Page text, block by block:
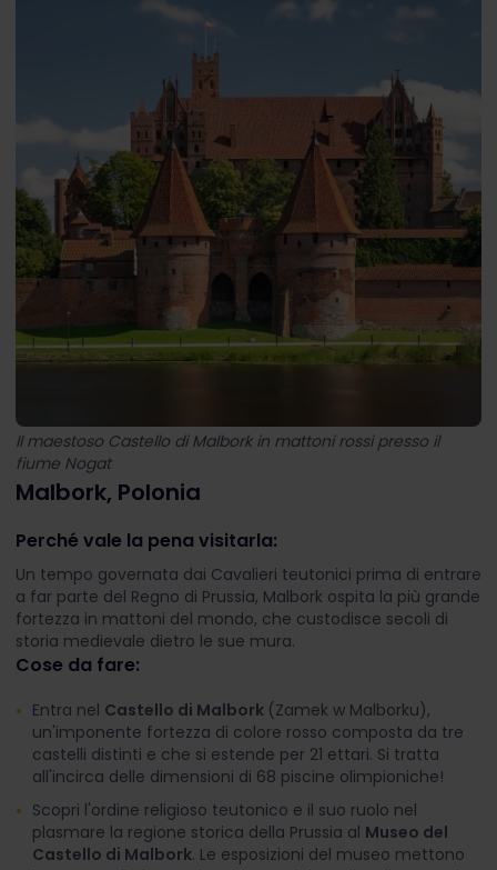
Il maestoso Castello di Malbork in mattoni rossi presso il
fiume Nogat
Malbork, Polonia
Perché vale la pena visitarla:
Un tempo governata dai Cavalieri teutonici prima di entrare
a far parte del Regno di Prussia, Malbork ospita la più grande
fortezza in mattoni del mondo, che custodisce secoli di
storia medievale dietro le sue mura.
Cose da fare:
Entra nel Castello di Malbork (Zamek w Malborku),
un'imponente fortezza di colore rosso composta da tre
castelli distinti e che si estende per 21 ettari. Si tratta
all'incirca delle dimensioni di 68 piscine olimpioniche!
Scopri l'ordine religioso teutonico e il suo ruolo nel
plasmare la regione storica della Prussia al Museo del
Castello di Malbork. Le esposizioni del museo mettono